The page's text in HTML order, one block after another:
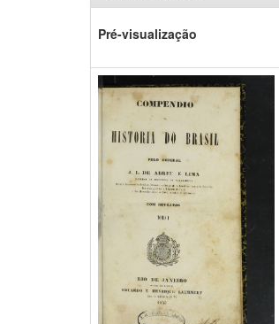
Pré-visualização